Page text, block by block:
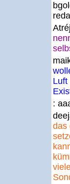
Luft
:
das